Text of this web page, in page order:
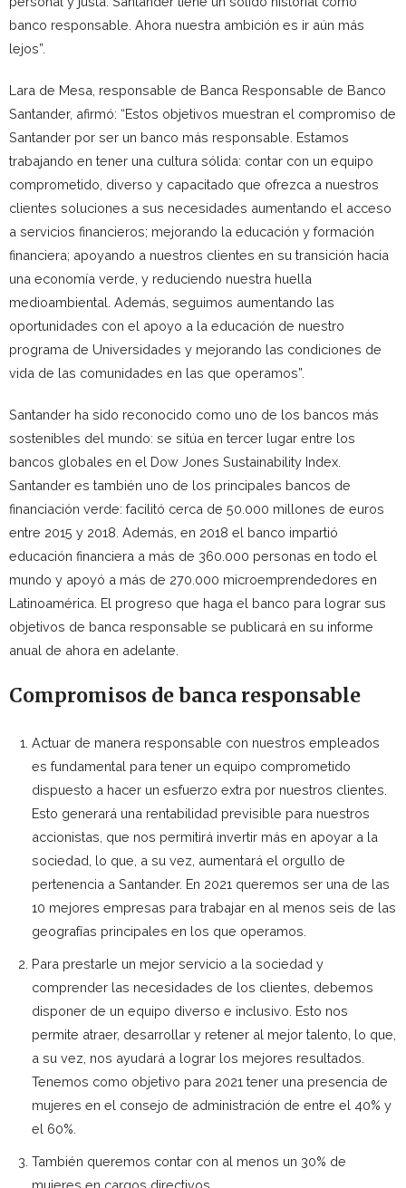
banco responsable. Ahora nuestra ambición es ir aún más
lejos”.
Lara de Mesa, responsable de Banca Responsable de Banco
Santander, afirmó: “Estos objetivos muestran el compromiso de
Santander por ser un banco más responsable. Estamos
trabajando en tener una cultura sólida: contar con un equipo
comprometido, diverso y capacitado que ofrezca a nuestros
clientes soluciones a sus necesidades aumentando el acceso
a servicios financieros; mejorando la educación y formación
financiera; apoyando a nuestros clientes en su transición hacia
una economía verde, y reduciendo nuestra huella
medioambiental. Además, seguimos aumentando las
oportunidades con el apoyo a la educación de nuestro
programa de Universidades y mejorando las condiciones de
vida de las comunidades en las que operamos”.
Santander ha sido reconocido como uno de los bancos más
sostenibles del mundo: se sitúa en tercer lugar entre los
bancos globales en el Dow Jones Sustainability Index.
Santander es también uno de los principales bancos de
financiación verde: facilitó cerca de 50.000 millones de euros
entre 2015 y 2018. Además, en 2018 el banco impartió
educación financiera a más de 360.000 personas en todo el
mundo y apoyó a más de 270.000 microemprendedores en
Latinoamérica. El progreso que haga el banco para lograr sus
objetivos de banca responsable se publicará en su informe
anual de ahora en adelante.
Compromisos de banca responsable
Actuar de manera responsable con nuestros empleados
es fundamental para tener un equipo comprometido
dispuesto a hacer un esfuerzo extra por nuestros clientes.
Esto generará una rentabilidad previsible para nuestros
accionistas, que nos permitirá invertir más en apoyar a la
sociedad, lo que, a su vez, aumentará el orgullo de
pertenencia a Santander. En 2021 queremos ser una de las
10 mejores empresas para trabajar en al menos seis de las
geografías principales en los que operamos.
Para prestarle un mejor servicio a la sociedad y
comprender las necesidades de los clientes, debemos
disponer de un equipo diverso e inclusivo. Esto nos
permite atraer, desarrollar y retener al mejor talento, lo que,
a su vez, nos ayudará a lograr los mejores resultados.
Tenemos como objetivo para 2021 tener una presencia de
mujeres en el consejo de administración de entre el 40% y
el 60%.
También queremos contar con al menos un 30% de
mujeres en cargos directivos.